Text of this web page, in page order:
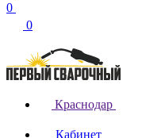
0
0
Краснодар
Кабинет